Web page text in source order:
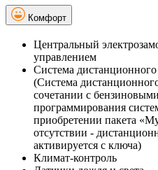
Комфорт
Центральный
управлением
Система дистанционного
(Система
сочетании с
программирования
приобретении пакета
отсутствии -
активируется с ключа)
Климат-контроль